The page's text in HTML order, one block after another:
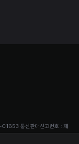
통신판매신고번호 : 제